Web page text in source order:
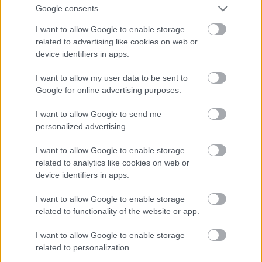
Google consents
I want to allow Google to enable storage
related to advertising like cookies on web or
device identifiers in apps.
I want to allow my user data to be sent to
Google for online advertising purposes.
I want to allow Google to send me
personalized advertising.
I want to allow Google to enable storage
related to analytics like cookies on web or
device identifiers in apps.
I want to allow Google to enable storage
related to functionality of the website or app.
I want to allow Google to enable storage
related to personalization.
után megcsináljuk, a többi hidat már előre
szétszedjük, mert öreg, korhadt fából vannak és újat
csinálunk. Az utat eltévesztjük, egy ideig a patak
medrében megyünk, majd a sziklákon olyan helyen,
ahol a madár sem jár, végül is meg muszáj állani,
mindent megpróbáltunk - nem mehetünk tovább.
16. Bent vagyunk az egérfogóban, nincs kijárat a
szakadékból, csak egy út van, vissza a völgybe -
onnan Kraljevóba és onnan az országúton a Brigád
után. Nincs más hátra, visszafordulunk a völgybe.
Közbe a„Wigge"lefordul, pár sebesülés, míg 40 m-
ről felhúzzuk. A város előtti téren
17. Sátor alatt alszunk, én a szélén, reggelre egészen
teljesen átázott vagyok, a hideg majd megesz.
Lucskos - havas - feneketlen rohadt úton folyton az